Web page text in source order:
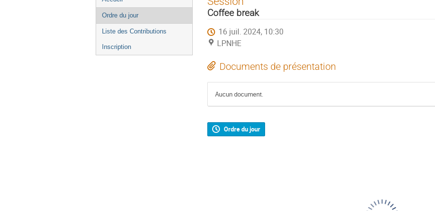
de
l'événement
Ordre du jour
Liste des Contributions
Inscription
Coffee break
16 juil. 2024, 10:30
LPNHE
Documents de présentation
Aucun document.
Ordre du jour